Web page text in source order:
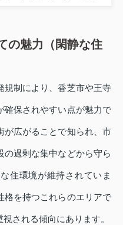
の魅力（閑静な住
規制により、香芝市や王寺
確保されやすい点が魅力で
が広がることで知られ、市
過剰な集中などから守ら
住環境が維持されていま
格を持つこれらのエリアで
される傾向にあります。